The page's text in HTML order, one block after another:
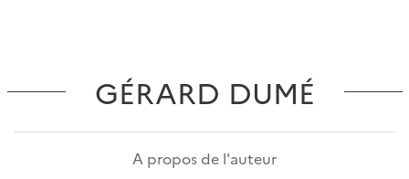
GÉRARD DUMÉ
A propos de l'auteur